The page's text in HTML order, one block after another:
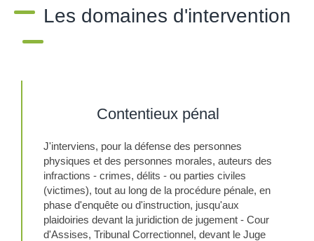
Les domaines d'intervention
Contentieux pénal
J'interviens, pour la défense des personnes
physiques et des personnes morales, auteurs des
infractions - crimes, délits - ou parties civiles
(victimes), tout au long de la procédure pénale, en
phase d'enquête ou d'instruction, jusqu'aux
plaidoiries devant la juridiction de jugement - Cour
d'Assises, Tribunal Correctionnel, devant le Juge